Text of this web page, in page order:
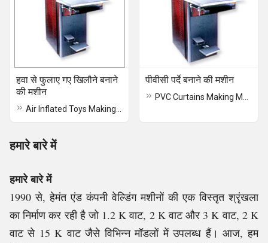
हवा से फुलाए गए खिलौने बनाने
की मशीन
पीवीसी पर्दे बनाने की मशीन
हमारे बारे में
हमारे बारे में
1990 से, हेमंत एंड कंपनी वेल्डिंग मशीनों की एक विस्तृत श्रृंखला
का निर्माण कर रही है जो 1.2 K वाट, 2 K वाट और 3 K वाट, 2 K
वाट से 15 K वाट जैसे विभिन्न मॉडलों में उपलब्ध हैं। आज, हम